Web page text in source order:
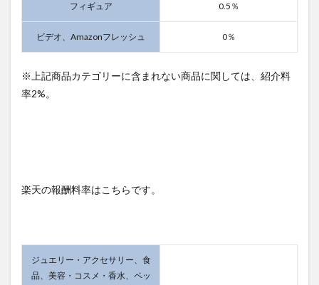
フィギュア 0.5％
ビデオ、Amazonフレッシュ 0％
※ 上記商品カテゴリーに含まれない商品に関しては、紹介料
率2%。
楽天の報酬料率はこちらです。
ジュエリー・アクセサリー、食
品、美容・コスメ・香水、ペッ